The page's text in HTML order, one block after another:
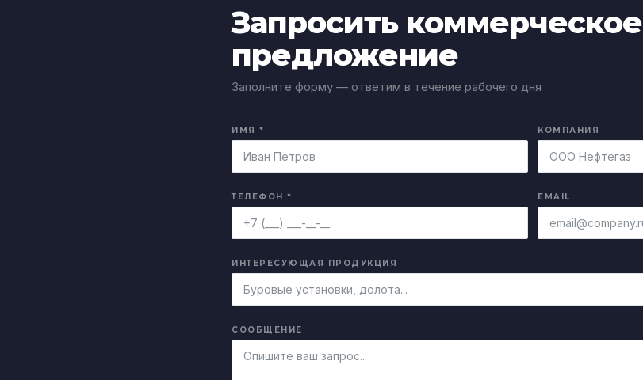
Запросить коммерческое
предложение
Заполните форму — ответим в течение рабочего дня
ИМЯ * КОМПАНИЯ
ТЕЛЕФОН * EMAIL
ИНТЕРЕСУЮЩАЯ ПРОДУКЦИЯ
СООБЩЕНИЕ